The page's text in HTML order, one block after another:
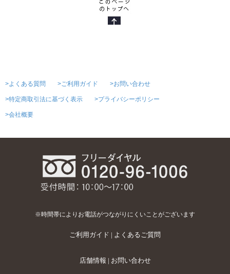
>よくある質問 >ご利用ガイド >お問い合わせ
>特定商取引法に基づく表示 >プライバシーポリシー
>会社概要
※時間帯によりお電話がつながりにくいことがございます
ご利用ガイド | よくあるご質問
店舗情報 | お問い合わせ